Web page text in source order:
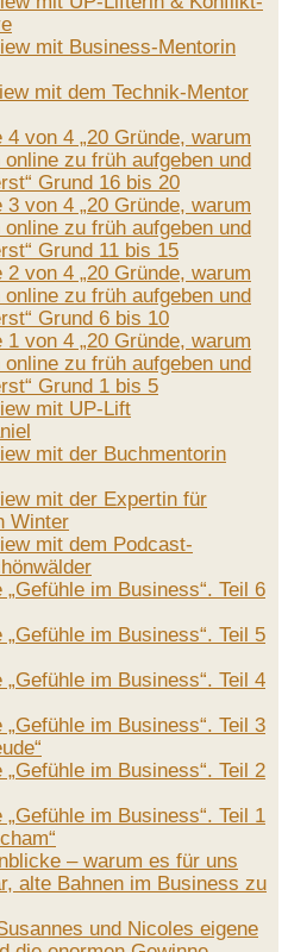
mit Business-Mentorin
mit dem Technik-Mentor
von 4 „20 Gründe, warum
zu früh aufgeben und
Grund 16 bis 20
von 4 „20 Gründe, warum
zu früh aufgeben und
Grund 11 bis 15
von 4 „20 Gründe, warum
zu früh aufgeben und
Grund 6 bis 10
von 4 „20 Gründe, warum
zu früh aufgeben und
Grund 1 bis 5
mit UP-Lift
mit der Buchmentorin
mit der Expertin für
Winter
mit dem Podcast-
im Business“. Teil 6
im Business“. Teil 5
im Business“. Teil 4
im Business“. Teil 3
im Business“. Teil 2
im Business“. Teil 1
– warum es für uns
alte Bahnen im Business zu
und Nicoles eigene